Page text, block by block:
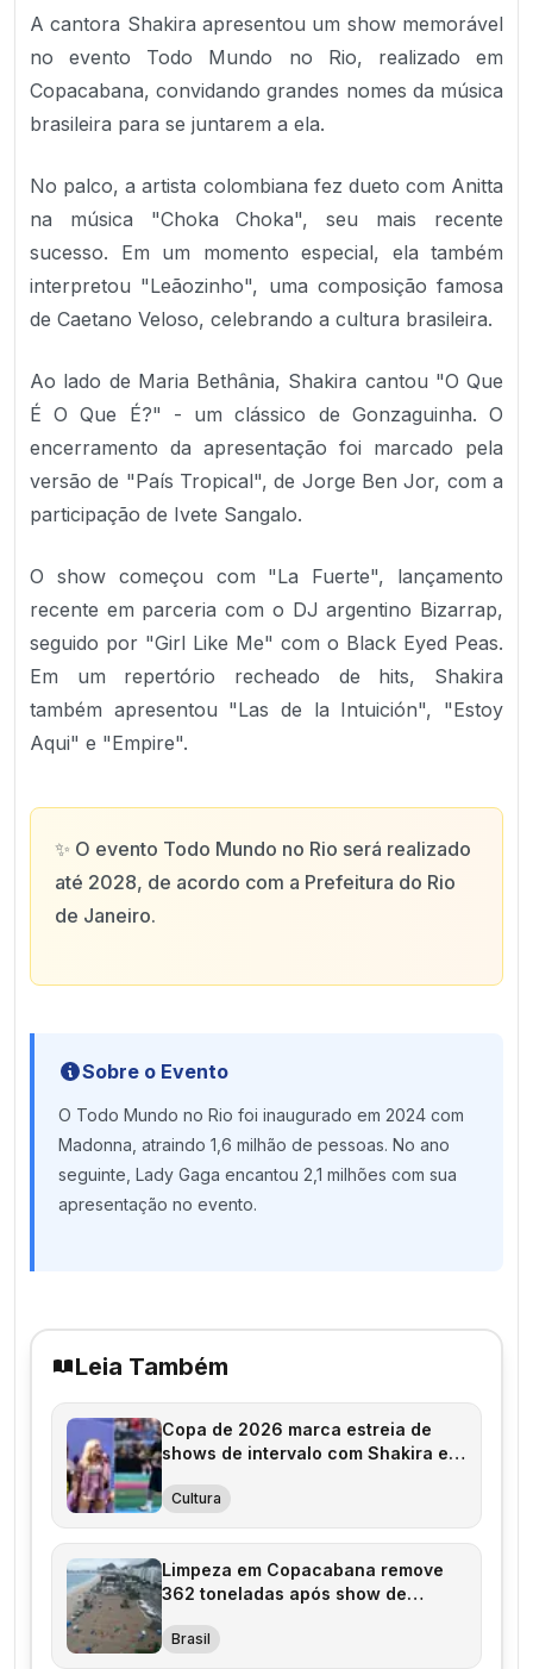
A cantora Shakira apresentou um show memorável
no evento Todo Mundo no Rio, realizado em
Copacabana, convidando grandes nomes da música
brasileira para se juntarem a ela.
No palco, a artista colombiana fez dueto com Anitta
na música "Choka Choka", seu mais recente
sucesso. Em um momento especial, ela também
interpretou "Leãozinho", uma composição famosa
de Caetano Veloso, celebrando a cultura brasileira.
Ao lado de Maria Bethânia, Shakira cantou "O Que
É O Que É?" - um clássico de Gonzaguinha. O
encerramento da apresentação foi marcado pela
versão de "País Tropical", de Jorge Ben Jor, com a
participação de Ivete Sangalo.
O show começou com "La Fuerte", lançamento
recente em parceria com o DJ argentino Bizarrap,
seguido por "Girl Like Me" com o Black Eyed Peas.
Em um repertório recheado de hits, Shakira
também apresentou "Las de la Intuición", "Estoy
Aqui" e "Empire".
✨ O evento Todo Mundo no Rio será realizado
até 2028, de acordo com a Prefeitura do Rio
de Janeiro.
Sobre o Evento
O Todo Mundo no Rio foi inaugurado em 2024 com
Madonna, atraindo 1,6 milhão de pessoas. No ano
seguinte, Lady Gaga encantou 2,1 milhões com sua
apresentação no evento.
Leia Também
Copa de 2026 marca estreia de
shows de intervalo com Shakira e
Cultura
Limpeza em Copacabana remove
362 toneladas após show de
Brasil